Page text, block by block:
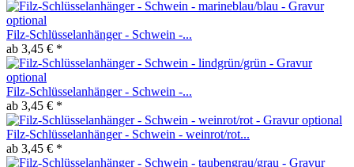
Filz-Schlüsselanhänger - Schwein -...
ab 3,45 € *
Filz-Schlüsselanhänger - Schwein -...
ab 3,45 € *
Filz-Schlüsselanhänger - Schwein - weinrot/rot...
ab 3,45 € *